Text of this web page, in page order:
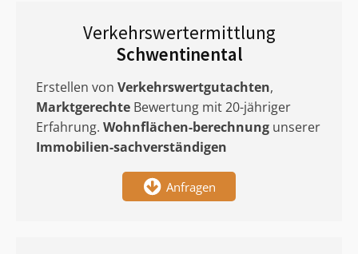
Verkehrswertermittlung
Schwentinental
Erstellen von Verkehrswertgutachten,
Marktgerechte Bewertung mit 20-jähriger
Erfahrung. Wohnflächen-berechnung unserer
Immobilien-sachverständigen
Anfragen